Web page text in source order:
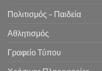
Πολιτισμός – Παιδεία
Αθλητισμός
Γραφείο Τύπου